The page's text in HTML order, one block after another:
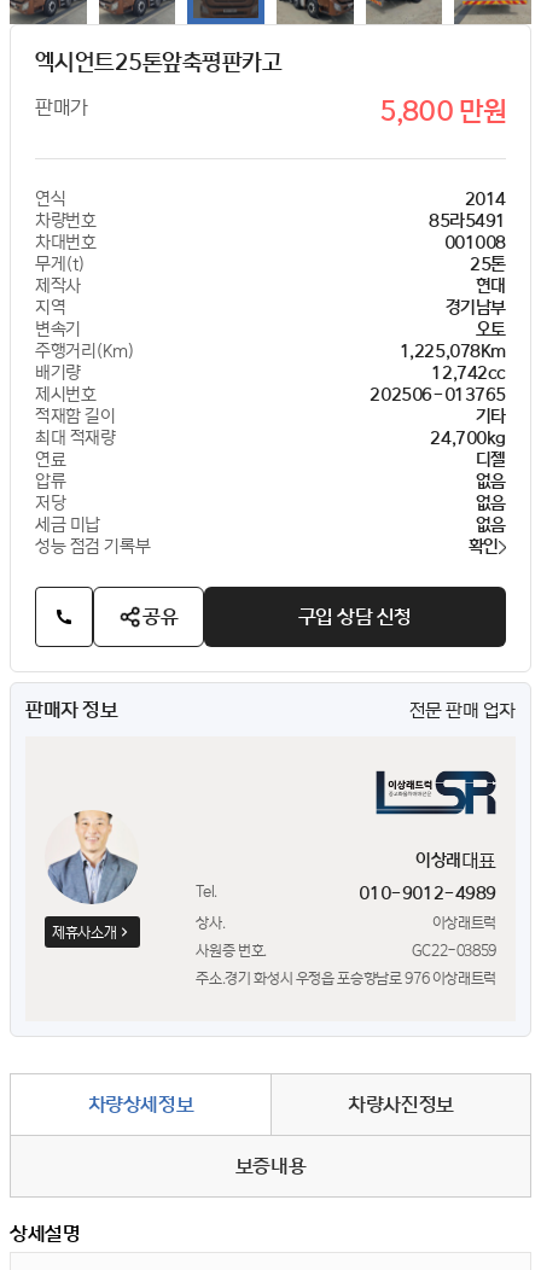
엑시언트25톤앞축평판카고
판매가 5,800 만원
연식
2014
차량번호
85라5491
차대번호
001008
무게(t)
25톤
제작사
현대
지역
경기남부
변속기
오토
주행거리(Km)
1,225,078Km
배기량
12,742cc
제시번호
202506-013765
적재함 길이
기타
최대 적재량
24,700kg
연료
디젤
압류
없음
저당
없음
세금 미납
없음
성능 점검 기록부
확인
공유 구입 상담 신청
판매자 정보 전문 판매 업자
제휴사소개
이상래 대표
Tel. 010-9012-4989
상사.
이상래트럭
사원증 번호.
GC22-03859
주소.경기 화성시 우정읍 포승향남로 976 이상래트럭
차량상세정보 차량사진정보
보증내용
상세설명